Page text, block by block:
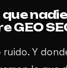
GEO
ruido. Y